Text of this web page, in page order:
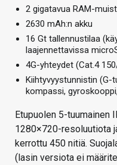
2 gigatavua RAM-
2630 mAh:n akku
16 Gt tallennustilaa
laajennettavissa
4G-yhteydet (Cat.4
Kiihtyvyystunnistin (G-
kompassi,
Etupuolen 5-tuumainen
1280×720-resoluutiota
kerrottu 450 nitiä.
(lasin versiota ei